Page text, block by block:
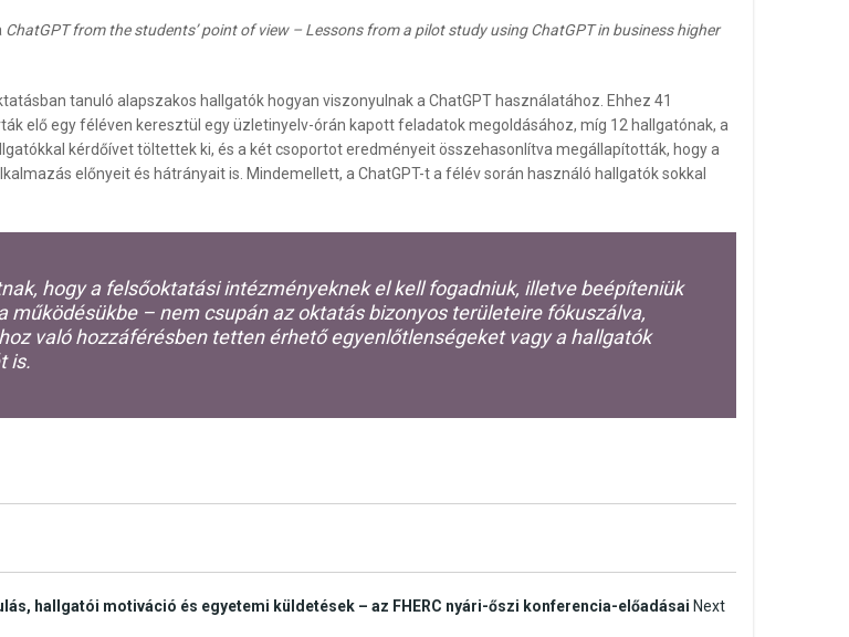
ChatGPT from the students’ point of view – Lessons from a pilot study using ChatGPT in business higher
tanuló alapszakos hallgatók hogyan viszonyulnak a ChatGPT használatához. Ehhez 41
elő egy féléven keresztül egy üzletinyelv-órán kapott feladatok megoldásához, míg 12 hallgatónak, a
kérdőívet töltettek ki, és a két csoportot eredményeit összehasonlítva megállapították, hogy a
előnyeit és hátrányait is. Mindemellett, a ChatGPT-t a félév során használó hallgatók sokkal
hogy a felsőoktatási intézményeknek el kell fogadniuk, illetve beépíteniük
működésükbe – nem csupán az oktatás bizonyos területeire fókuszálva,
való hozzáférésben tetten érhető egyenlőtlenségeket vagy a hallgatók
is.
hallgatói motiváció és egyetemi küldetések – az FHERC nyári-őszi konferencia-előadásai Next